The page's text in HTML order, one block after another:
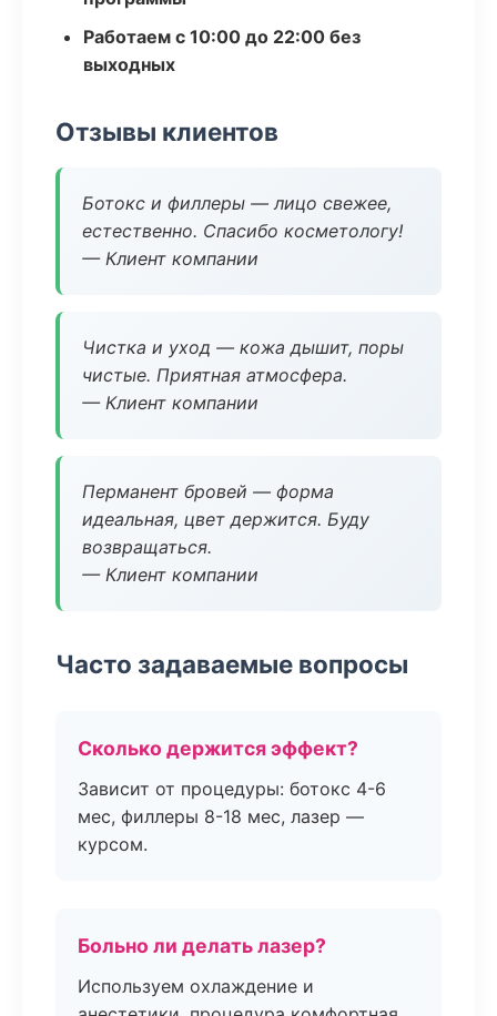
Работаем с 10:00 до 22:00 без
выходных
Отзывы клиентов
Ботокс и филлеры — лицо свежее,
естественно. Спасибо косметологу!
— Клиент компании
Чистка и уход — кожа дышит, поры
чистые. Приятная атмосфера.
— Клиент компании
Перманент бровей — форма
идеальная, цвет держится. Буду
возвращаться.
— Клиент компании
Часто задаваемые вопросы
Сколько держится эффект?
Зависит от процедуры: ботокс 4-6
мес, филлеры 8-18 мес, лазер —
курсом.
Больно ли делать лазер?
Используем охлаждение и